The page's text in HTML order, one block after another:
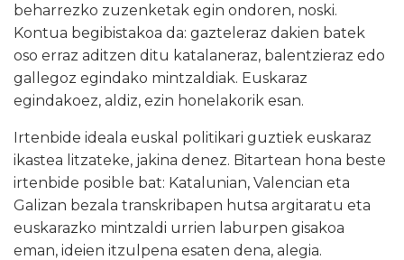
beharrezko zuzenketak egin ondoren, noski.
Kontua begibistakoa da: gazteleraz dakien batek
oso erraz aditzen ditu katalaneraz, balentzieraz edo
gallegoz egindako mintzaldiak. Euskaraz
egindakoez, aldiz, ezin honelakorik esan.
Irtenbide ideala euskal politikari guztiek euskaraz
ikastea litzateke, jakina denez. Bitartean hona beste
irtenbide posible bat: Katalunian, Valencian eta
Galizan bezala transkribapen hutsa argitaratu eta
euskarazko mintzaldi urrien laburpen gisakoa
eman, ideien itzulpena esaten dena, alegia.